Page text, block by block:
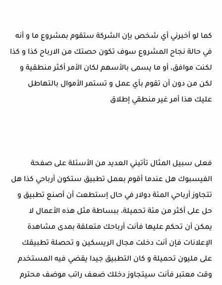
كما لو أخبرني أي شخص بإن الشركة ستقوم بمشروع ما و أنه
في حالة نجاح المشروع سوف تكون حصتك من الارباح كذا و كذا
لكنت موافق، أو ما يسمى بالأسهم لكان الأمر أكثر منطقية و
لكن من دون أن تقوم بأي عمل و تستمر الأموال بالتهاطل
عليك هذا أمر غير منطقي إطلاق
فعلى سبيل المثال تأتيني العديد من الأسئلة على صفحة
الفيسبوك هل عندما أقوم بعمل تطبيق ستكون أرباحي كذا هل
تتجاوز أرباحي المئة دولار في حال إستطعت أن أصنع تطبيق و
حل على أكثر من مئة تحميلة، ببساطة مثل هذه الأعمال لا
يمكن أن تحكم عليها فأنت أرباحك متعلقة بمدى مشاهدة
الإعلانات فإن أنت دخلت مجال الريسكين و تحصلة تطبيقك
على مليون تحميلة و كان التطبيق جيدا يقضي فيه المستخدم
وقت معتبر فأنت سيتجاوز دخلك ضعف راتب موضف محترم